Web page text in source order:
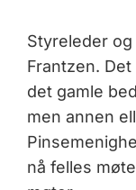
Styreleder
Frantzen.
det gamle
men annen
nå felles